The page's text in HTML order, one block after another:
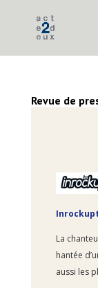
Revue de
La
hantée
aussi les